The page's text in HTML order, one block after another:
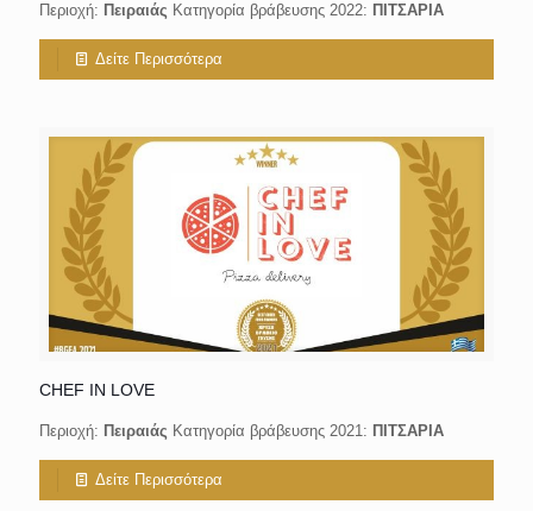
Περιοχή: Πειραιάς Κατηγορία βράβευσης 2022: ΠΙΤΣΑΡΙΑ
Δείτε Περισσότερα
CHEF IN LOVE
Περιοχή: Πειραιάς Κατηγορία βράβευσης 2021: ΠΙΤΣΑΡΙΑ
Δείτε Περισσότερα